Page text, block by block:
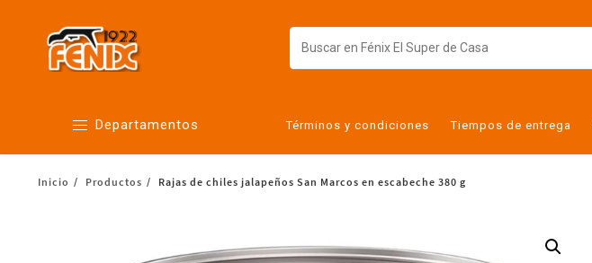
Departamentos
Alimentos
Términos y condiciones Tiempos de entrega
Inicio Productos Rajas de chiles jalapeños San Marcos en escabeche 380 g